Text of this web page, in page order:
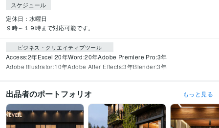
スケジュール
定休日：水曜日
９時～１９時まで対応可能です。
ビジネス・クリエイティブツール
Access:2年Excel:20年Word:20年Adobe Premiere Pro:3年
Adobe Illustrator:10年Adobe After Effects:3年Blender:3年
出品者のポートフォリオ もっと見る